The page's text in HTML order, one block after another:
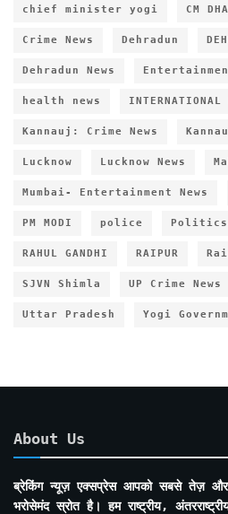
chief minister yogi CM
Crime News Dehradun
Dehradun News
health news INTERNATIONAL
Kannauj: Crime News
Lucknow Lucknow News
Mumbai- Entertainment News
PM MODI police Politics
RAHUL GANDHI RAIPUR
SJVN Shimla UP Crime News
Uttar Pradesh Yogi
About Us
ब्रेकिंग न्यूज़ एक्सप्रेस आपको सबसे तेज़ और
भरोसेमंद स्रोत है। हम राष्ट्रीय,